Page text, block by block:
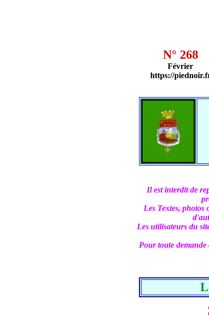
N° 268
Février
https://
Il est interdit de
Les Textes, photos
Les utilisateurs du
Pour toute